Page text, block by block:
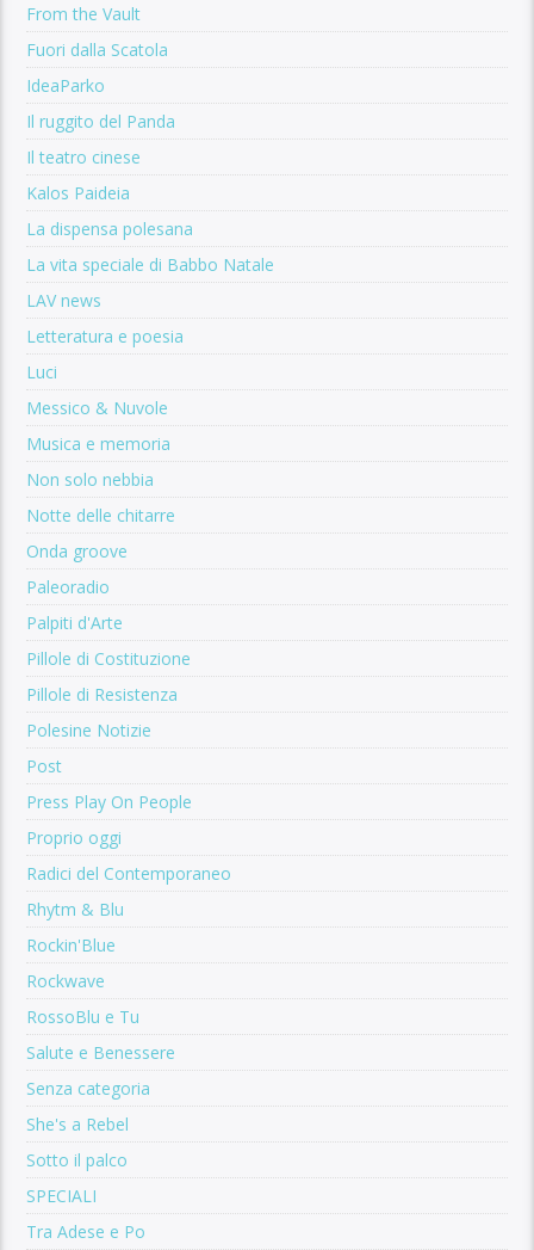
From the Vault
Fuori dalla Scatola
IdeaParko
Il ruggito del Panda
Il teatro cinese
Kalos Paideia
La dispensa polesana
La vita speciale di Babbo Natale
LAV news
Letteratura e poesia
Luci
Messico & Nuvole
Musica e memoria
Non solo nebbia
Notte delle chitarre
Onda groove
Paleoradio
Palpiti d'Arte
Pillole di Costituzione
Pillole di Resistenza
Polesine Notizie
Post
Press Play On People
Proprio oggi
Radici del Contemporaneo
Rhytm & Blu
Rockin'Blue
Rockwave
RossoBlu e Tu
Salute e Benessere
Senza categoria
She's a Rebel
Sotto il palco
SPECIALI
Tra Adese e Po